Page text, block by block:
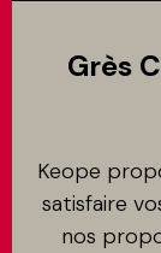
Grès
Keope
satisfaire
nos